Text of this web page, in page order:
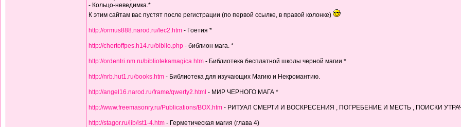
- Кольцо-неведимка.*
К этим сайтам вас пустят после регистрации (по первой ссылке, в правой колонке)
http://ormus888.narod.ru/lec2.htm - Гоетия *
http://chertoffpes.h14.ru/biblio.php - библион мага. *
http://ordentri.nm.ru/bibliotekamagica.htm - Библиотека бесплатной школы черной магии *
http://nrb.hut1.ru/books.htm - Библиотека для изучающих Магию и Некромантию.
http://angel16.narod.ru/frame/qwerty2.html - МИР ЧЕРНОГО МАГА *
http://www.freemasonry.ru/Publications/BOX.htm - РИТУАЛ СМЕРТИ И ВОСКРЕСЕНИЯ , ПОГРЕБЕНИЕ И МЕСТЬ , ПОИСКИ
http://stagor.ru/lib/ist1-4.htm - Герметическая магия (глава 4)